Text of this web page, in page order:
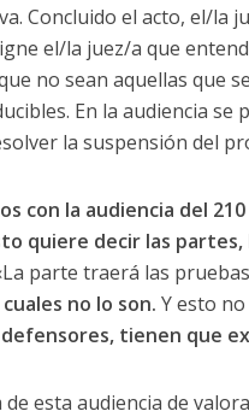
Concluido el acto, el/la
el/la juez/a que
no sean aquellas que
En la audiencia
la suspensión del
con la audiencia del
quiere decir las
parte traerá las
no lo son. Y esto
tienen que
esta audiencia de